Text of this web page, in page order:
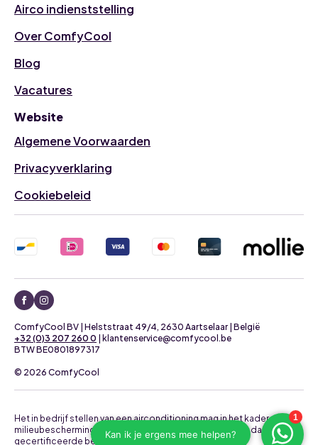
Airco indienststelling
Over ComfyCool
Blog
Vacatures
Website
Algemene Voorwaarden
Privacyverklaring
Cookiebeleid
© 2026 ComfyCool
+32 (0)3 207 260 0 | klantenservice@comfycool.be
BTW BE0801897317
ComfyCool BV | Helststraat 49/4, 2630 Aartselaar | België
Het in bedrijf stellen van een airconditioning mag in het kader van
milieubescherming uitsluitend uitgevoerd worden door daartoe
gecertificeerde bedrijven. Neem contact op voor een